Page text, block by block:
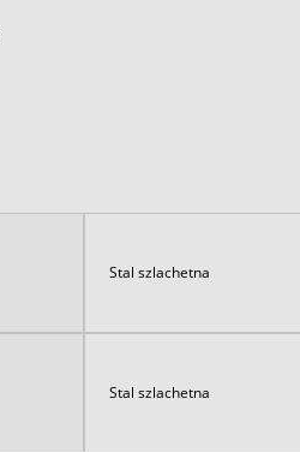
Stal szlachetna
Stal szlachetna